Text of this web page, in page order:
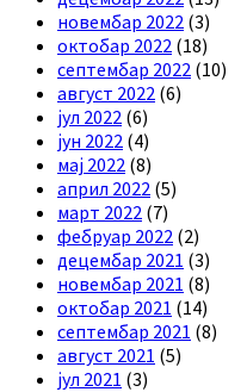
новембар 2022 (3)
октобар 2022 (18)
септембар 2022 (10)
август 2022 (6)
јул 2022 (6)
јун 2022 (4)
мај 2022 (8)
април 2022 (5)
март 2022 (7)
фебруар 2022 (2)
децембар 2021 (3)
новембар 2021 (8)
октобар 2021 (14)
септембар 2021 (8)
август 2021 (5)
јул 2021 (3)